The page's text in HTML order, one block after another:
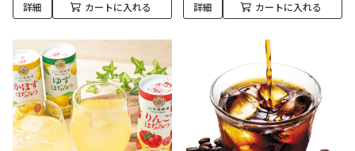
詳細 カートに入れる 詳細 カートに入れる